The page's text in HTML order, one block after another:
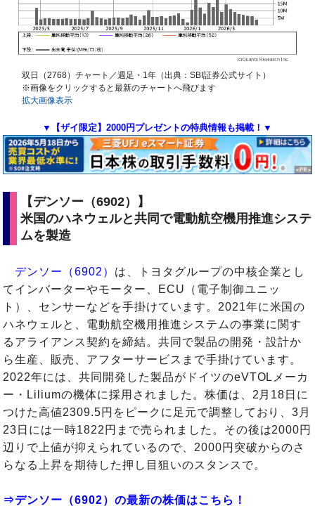
双日（2768）チャート／週足・1年（出典：SBI証券公式サイト）
※画像をクリックすると最新のチャートへ飛びます
拡大画像表示
▼【ザイ限定】2000円プレゼントの特典情報も掲載！▼
【デンソー（6902）】
米国のハネウェルと共同で電動航空機用推進システ
ムを製造
デンソー（6902） は、トヨタグループの中核企業とし
てインバーターやモーター、ECU（電子制御ユニッ
ト）、センサーなどを手掛けています。2021年に米国の
ハネウェルと、電動航空機用推進システムの事業に関す
るアライアンス契約を締結。共同で製品の開発・設計か
ら生産、販売、アフターサービスまで手掛けています。
2022年には、共同開発した製品がドイツのeVTOLメーカ
ー・Liliumの機体に採用されました。株価は、2月18日に
つけた高値2309.5円をピークに足元で調整しており、3月
23日には一時1822円まで売られました。その後は2000円
辺りで上値が抑えられているので、2000円突破からのさ
らなる上昇を期待した押し目狙いのスタンスで。
⇒デンソー（6902）の最新の株価はこちら！